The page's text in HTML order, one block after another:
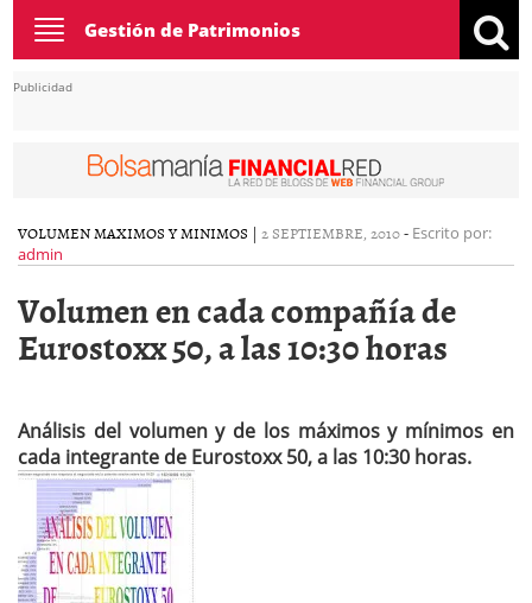
Toggle
navigation
Gestión de Patrimonios
Publicidad
VOLUMEN MAXIMOS Y MINIMOS | 2 SEPTIEMBRE, 2010- Escrito por:
admin
Volumen en cada compañía de
Eurostoxx 50, a las 10:30 horas
Análisis del volumen y de los máximos y mínimos en
cada integrante de Eurostoxx 50, a las 10:30 horas.